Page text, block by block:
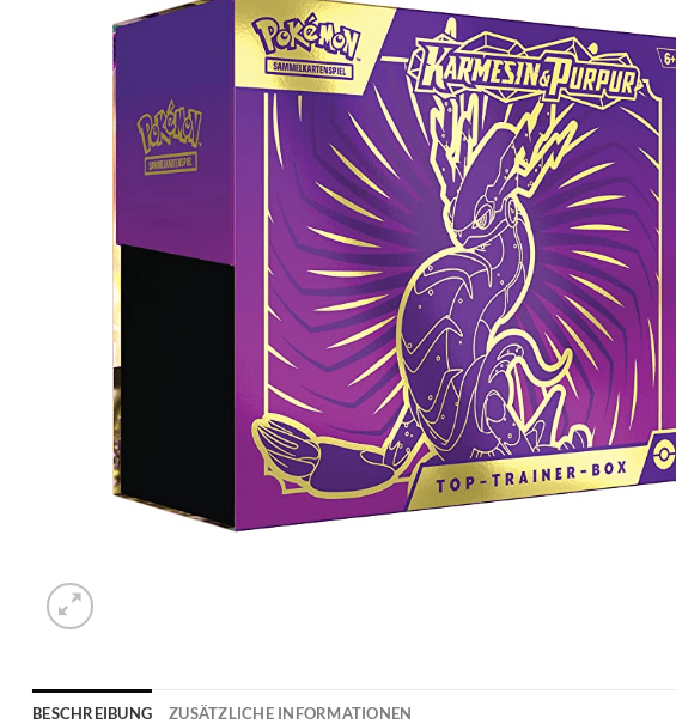
BESCHREIBUNG ZUSÄTZLICHE INFORMATIONEN